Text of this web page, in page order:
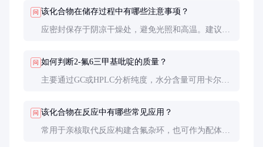
问 该化合物在储存过程中有哪些注意事项？
应密封保存于阴凉干燥处，避免光照和高温。建议使
问 如何判断2-氟6三甲基吡啶的质量？
主要通过GC或HPLC分析纯度，水分含量可用卡尔费
问 该化合物在反应中有哪些常见应用？
常用于亲核取代反应构建含氟杂环，也可作为配体参